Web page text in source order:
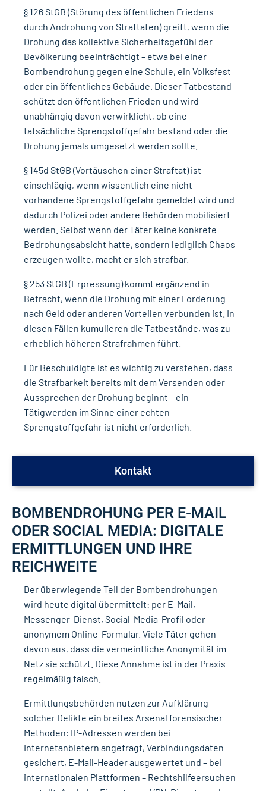
§ 126 StGB (Störung des öffentlichen Friedens
durch Androhung von Straftaten)greift, wenn die
Drohung das kollektive Sicherheitsgefühl der
Bevölkerung beeinträchtigt – etwa bei einer
Bombendrohung gegen eine Schule, ein Volksfest
oder ein öffentliches Gebäude. Dieser Tatbestand
schützt den öffentlichen Frieden und wird
unabhängig davon verwirklicht, ob eine
tatsächliche Sprengstoffgefahr bestand oder die
Drohung jemals umgesetzt werden sollte.
§ 145d StGB (Vortäuschen einer Straftat)ist
einschlägig, wenn wissentlich eine nicht
vorhandene Sprengstoffgefahr gemeldet wird und
dadurch Polizei oder andere Behörden mobilisiert
werden. Selbst wenn der Täter keine konkrete
Bedrohungsabsicht hatte, sondern lediglich Chaos
erzeugen wollte, macht er sich strafbar.
§ 253 StGB (Erpressung)kommt ergänzend in
Betracht, wenn die Drohung mit einer Forderung
nach Geld oder anderen Vorteilen verbunden ist. In
diesen Fällen kumulieren die Tatbestände, was zu
erheblich höheren Strafrahmen führt.
Für Beschuldigte ist es wichtig zu verstehen, dass
die Strafbarkeit bereits mit dem Versenden oder
Aussprechen der Drohung beginnt – ein
Tätigwerden im Sinne einer echten
Sprengstoffgefahr ist nicht erforderlich.
Kontakt
BOMBENDROHUNG PER E-MAIL
ODER SOCIAL MEDIA: DIGITALE
ERMITTLUNGEN UND IHRE
REICHWEITE
Der überwiegende Teil der Bombendrohungen
wird heute digital übermittelt: per E-Mail,
Messenger-Dienst, Social-Media-Profil oder
anonymem Online-Formular. Viele Täter gehen
davon aus, dass die vermeintliche Anonymität im
Netz sie schützt. Diese Annahme ist in der Praxis
regelmäßig falsch.
Ermittlungsbehörden nutzen zur Aufklärung
solcher Delikte ein breites Arsenal forensischer
Methoden: IP-Adressen werden bei
Internetanbietern angefragt, Verbindungsdaten
gesichert, E-Mail-Header ausgewertet und – bei
internationalen Plattformen – Rechtshilfeersuchen